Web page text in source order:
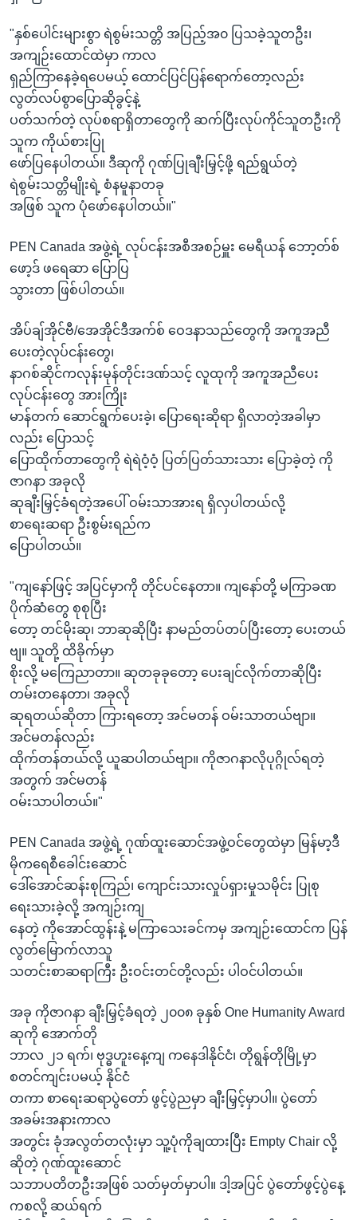
"နှစ်ပေါင်းများစွာ ရဲစွမ်းသတ္တိ အပြည့်အ၀ ပြသခဲ့သူတဦး၊
အကျဉ်းထောင်ထဲမှာ ကာလ
ရှည်ကြာနေခဲ့ရပေမယ့် ထောင်ပြင်ပြန်ရောက်တော့လည်း
လွတ်လပ်စွာပြောဆိုခွင့်နဲ့
ပတ်သက်တဲ့ လုပ်စရာရှိတာတွေကို ဆက်ပြီးလုပ်ကိုင်သူတဦးကို
သူက ကိုယ်စားပြု
ဖော်ပြနေပါတယ်။ ဒီဆုကို ဂုဏ်ပြုချီးမြှင့်ဖို့ ရည်ရွယ်တဲ့
ရဲစွမ်းသတ္တိမျိုးရဲ့ စံနမူနာတခု
အဖြစ် သူက ပုံဖော်နေပါတယ်။"
PEN Canada အဖွဲ့ရဲ့ လုပ်ငန်းအစီအစဉ်မှူး မေရီယန် ဘော့တ်စ်
ဖော့ဒ် ဖရေဆာ ပြောပြ
သွားတာ ဖြစ်ပါတယ်။
အိပ်ချ်အိုင်ဗီ/အေအိုင်ဒီအက်စ် ဝေဒနာသည်တွေကို အကူအညီ
ပေးတဲ့လုပ်ငန်းတွေ၊
နာဂစ်ဆိုင်ကလုန်းမုန်တိုင်းဒဏ်သင့် လူထုကို အကူအညီပေး
လုပ်ငန်းတွေ အားကြိုး
မာန်တက် ဆောင်ရွက်ပေးခဲ့၊ ပြောရေးဆိုရာ ရှိလာတဲ့အခါမှာ
လည်း ပြောသင့်
ပြောထိုက်တာတွေကို ရဲရဲဝံ့ဝံ့ ပြတ်ပြတ်သားသား ပြောခဲ့တဲ့ ကို
ဇာဂနာ အခုလို
ဆုချီးမြှင့်ခံရတဲ့အပေါ် ဝမ်းသာအားရ ရှိလှပါတယ်လို့
စာရေးဆရာ ဦးစွမ်းရည်က
ပြောပါတယ်။
"ကျနော်ဖြင့် အပြင်မှာကို တိုင်ပင်နေတာ။ ကျနော်တို့ မကြာခဏ
ပိုက်ဆံတွေ စုစုပြီး
တော့ တင်မိုးဆု၊ ဘာဆုဆိုပြီး နာမည်တပ်တပ်ပြီးတော့ ပေးတယ်
ဗျ။ သူတို့ ထိခိုက်မှာ
စိုးလို့ မကြေညာတာ။ ဆုတခုခုတော့ ပေးချင်လိုက်တာဆိုပြီး
တမ်းတနေတာ၊ အခုလို
ဆုရတယ်ဆိုတာ ကြားရတော့ အင်မတန် ဝမ်းသာတယ်ဗျာ။
အင်မတန်လည်း
ထိုက်တန်တယ်လို့ ယူဆပါတယ်ဗျာ။ ကိုဇာဂနာလိုပုဂ္ဂိုလ်ရတဲ့
အတွက် အင်မတန်
ဝမ်းသာပါတယ်။"
PEN Canada အဖွဲ့ရဲ့ ဂုဏ်ထူးဆောင်အဖွဲ့ဝင်တွေထဲမှာ မြန်မာ့ဒီ
မိုကရေစီခေါင်းဆောင်
ဒေါ်အောင်ဆန်းစုကြည်၊ ကျောင်းသားလှုပ်ရှားမှုသမိုင်း ပြုစု
ရေးသားခဲ့လို့ အကျဉ်းကျ
နေတဲ့ ကိုအောင်ထွန်းနဲ့ မကြာသေးခင်ကမှ အကျဉ်းထောင်က ပြန်
လွတ်မြောက်လာသူ
သတင်းစာဆရာကြီး ဦးဝင်းတင်တို့လည်း ပါဝင်ပါတယ်။
အခု ကိုဇာဂနာ ချီးမြှင့်ခံရတဲ့ ၂၀၀၈ ခုနှစ် One Humanity Award
ဆုကို အောက်တို
ဘာလ ၂၁ ရက်၊ ဗုဒ္ဓဟူးနေ့ကျ ကနေဒါနိုင်ငံ၊ တိုရွန်တိုမြို့မှာ
စတင်ကျင်းပမယ့် နိုင်ငံ
တကာ စာရေးဆရာပွဲတော် ဖွင့်ပွဲညမှာ ချီးမြှင့်မှာပါ။ ပွဲတော်
အခမ်းအနားကာလ
အတွင်း ခုံအလွတ်တလုံးမှာ သူ့ပုံကိုချထားပြီး Empty Chair လို့
ဆိုတဲ့ ဂုဏ်ထူးဆောင်
သဘာပတိတဦးအဖြစ် သတ်မှတ်မှာပါ။ ဒါ့အပြင် ပွဲတော်ဖွင့်ပွဲနေ့
ကစလို့ ဆယ်ရက်